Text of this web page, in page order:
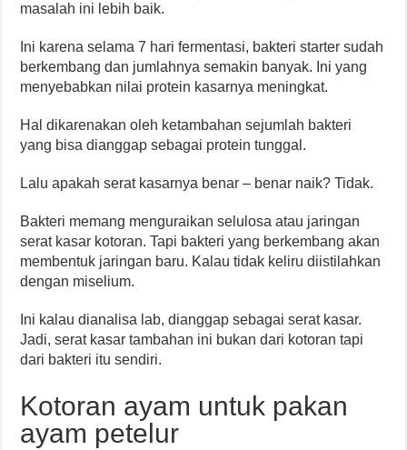
masalah ini lebih baik.
Ini karena selama 7 hari fermentasi, bakteri starter sudah
berkembang dan jumlahnya semakin banyak. Ini yang
menyebabkan nilai protein kasarnya meningkat.
Hal dikarenakan oleh ketambahan sejumlah bakteri
yang bisa dianggap sebagai protein tunggal.
Lalu apakah serat kasarnya benar – benar naik? Tidak.
Bakteri memang menguraikan selulosa atau jaringan
serat kasar kotoran. Tapi bakteri yang berkembang akan
membentuk jaringan baru. Kalau tidak keliru diistilahkan
dengan miselium.
Ini kalau dianalisa lab, dianggap sebagai serat kasar.
Jadi, serat kasar tambahan ini bukan dari kotoran tapi
dari bakteri itu sendiri.
Kotoran ayam untuk pakan
ayam petelur